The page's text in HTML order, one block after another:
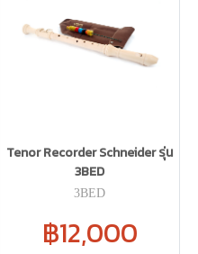
Tenor Recorder Schneider รุ่น
3BED
3BED
฿12,000